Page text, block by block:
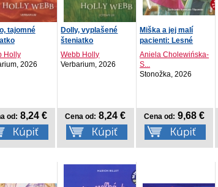
tajomné
Holly
2026
od: 8,24 €
Dolly, vyplašené
šteniatko
Webb Holly
Verbarium, 2026
Cena od: 8,24 €
Miška a jej malí
pacienti: Lesné
obrazy
Aniela Cholewińska-
S...
Stonožka, 2026
Cena od: 9,68 €